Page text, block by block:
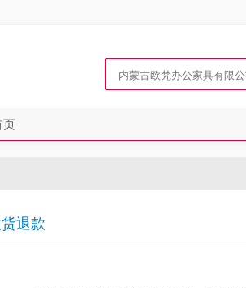
页
退款